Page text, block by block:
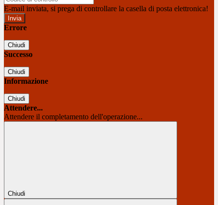
E-mail inviata, si prega di controllare la casella di posta elettronica!
Errore
Chiudi
Successo
Chiudi
Informazione
Chiudi
Attendere...
Attendere il completamento dell'operazione...
Chiudi